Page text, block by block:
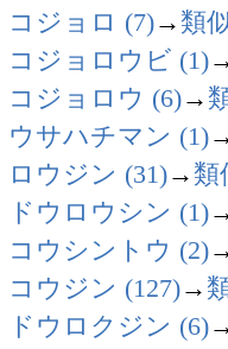
コジョロ (7)→ 類
コジョロウビ (1)
コジョロウ (6)→
ウサハチマン (1)
ロウジン (31)→ 類
ドウロウシン (1)
コウシントウ (2)
コウジン (127)→
ドウロクジン (6)